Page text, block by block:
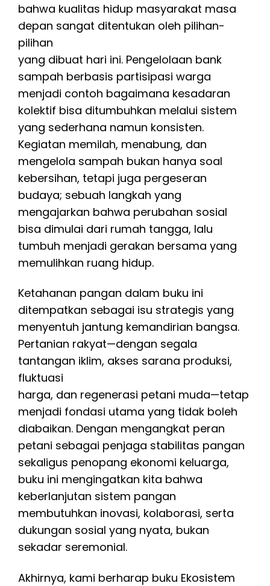
bahwa kualitas hidup masyarakat masa
depan sangat ditentukan oleh pilihan-
pilihan
yang dibuat hari ini. Pengelolaan bank
sampah berbasis partisipasi warga
menjadi contoh bagaimana kesadaran
kolektif bisa ditumbuhkan melalui sistem
yang sederhana namun konsisten.
Kegiatan memilah, menabung, dan
mengelola sampah bukan hanya soal
kebersihan, tetapi juga pergeseran
budaya; sebuah langkah yang
mengajarkan bahwa perubahan sosial
bisa dimulai dari rumah tangga, lalu
tumbuh menjadi gerakan bersama yang
memulihkan ruang hidup.
Ketahanan pangan dalam buku ini
ditempatkan sebagai isu strategis yang
menyentuh jantung kemandirian bangsa.
Pertanian rakyat—dengan segala
tantangan iklim, akses sarana produksi,
fluktuasi
harga, dan regenerasi petani muda—tetap
menjadi fondasi utama yang tidak boleh
diabaikan. Dengan mengangkat peran
petani sebagai penjaga stabilitas pangan
sekaligus penopang ekonomi keluarga,
buku ini mengingatkan kita bahwa
keberlanjutan sistem pangan
membutuhkan inovasi, kolaborasi, serta
dukungan sosial yang nyata, bukan
sekadar seremonial.
Akhirnya, kami berharap buku Ekosistem